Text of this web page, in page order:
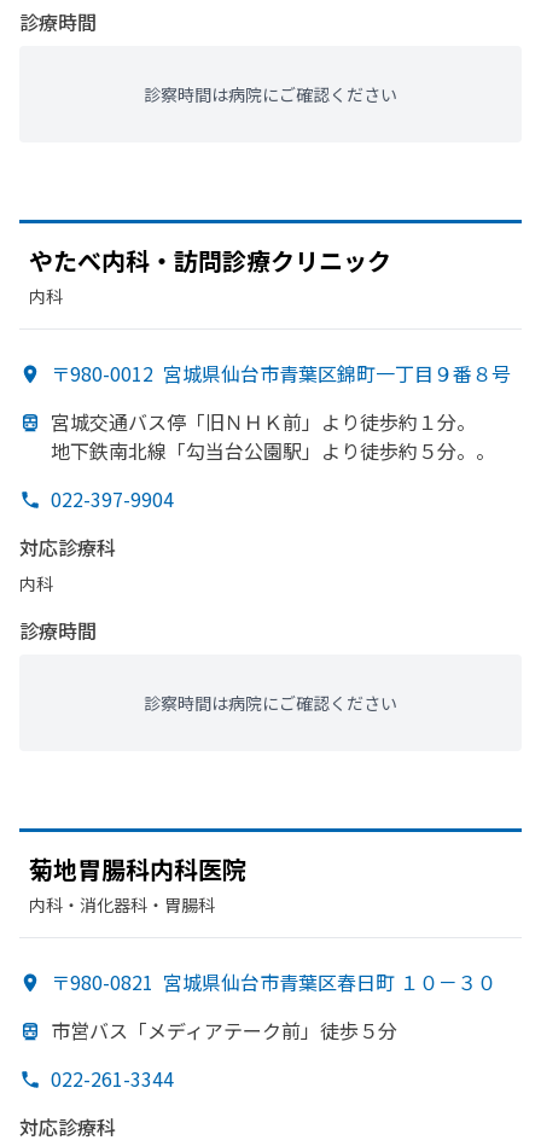
診療時間
診察時間は病院にご確認ください
やたべ内科・訪問診療クリニック
内科
〒980-0012 宮城県仙台市青葉区錦町一丁目９番８号
宮城交通バス停 「旧ＮＨＫ前」より徒歩約１分。
地下鉄南北線 「勾当台公園駅」より徒歩約５分。。
022-397-9904
対応診療科
内科
診療時間
診察時間は病院にご確認ください
菊地胃腸科内科医院
内科・​消化器科・​胃腸科
〒980-0821 宮城県仙台市青葉区春日町 １０－３０
市営バス「メディアテーク前」 徒歩５分
022-261-3344
対応診療科